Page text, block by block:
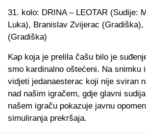
31. kolo: DRINA – LEOTAR (Sudije:
Luka), Branislav Zvijerac
(Gradiška)
Kap koja je prelila čašu bilo je
smo kardinalno oštećeni. Na snimku
vidjeti jedanaesterac koji nije sviran
nad našim igračem, gdje glavni
našem igraču pokazuje javnu
simuliranja prekršaja.